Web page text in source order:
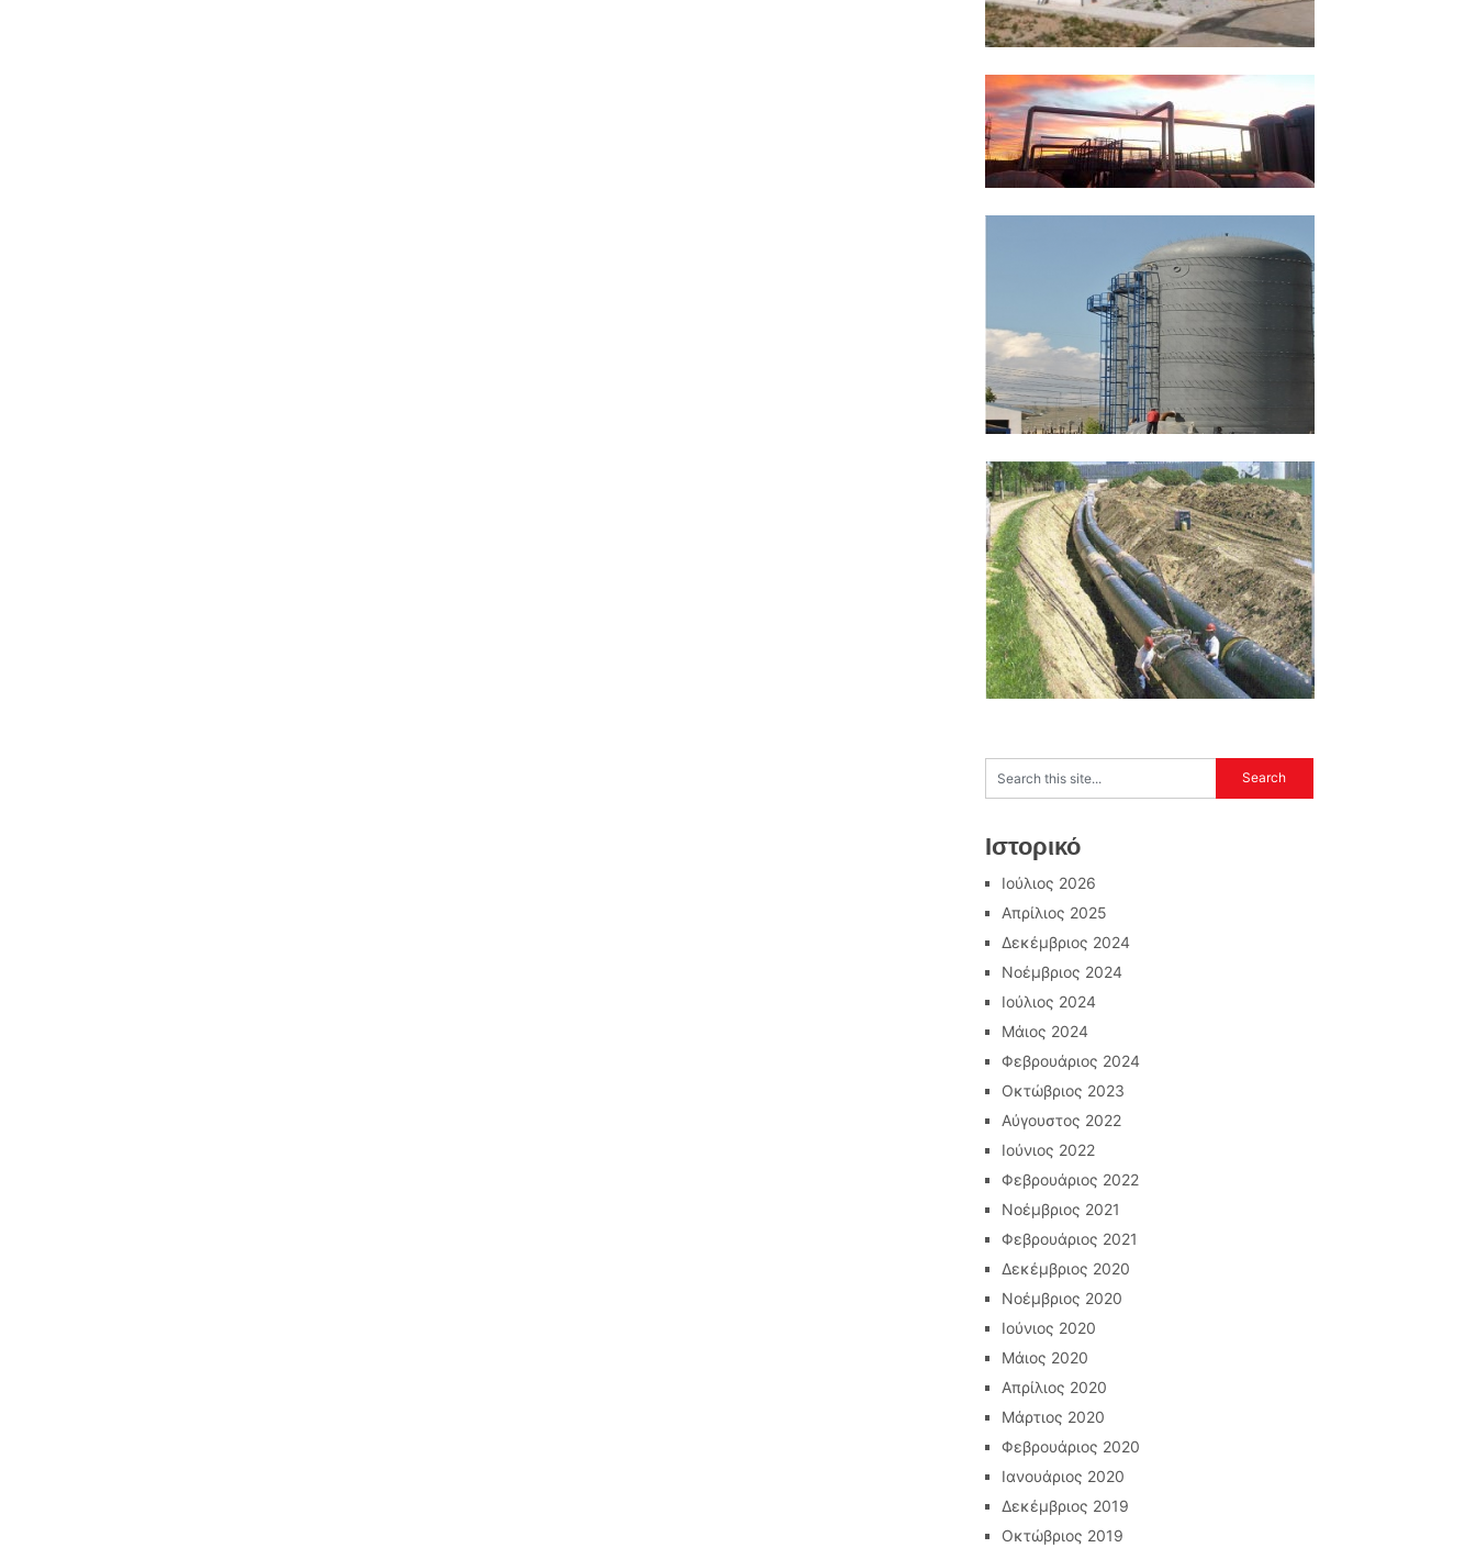
Ιστορικό
Ιούλιος 2026
Απρίλιος 2025
Δεκέμβριος 2024
Νοέμβριος 2024
Ιούλιος 2024
Μάιος 2024
Φεβρουάριος 2024
Οκτώβριος 2023
Αύγουστος 2022
Ιούνιος 2022
Φεβρουάριος 2022
Νοέμβριος 2021
Φεβρουάριος 2021
Δεκέμβριος 2020
Νοέμβριος 2020
Ιούνιος 2020
Μάιος 2020
Απρίλιος 2020
Μάρτιος 2020
Φεβρουάριος 2020
Ιανουάριος 2020
Δεκέμβριος 2019
Οκτώβριος 2019